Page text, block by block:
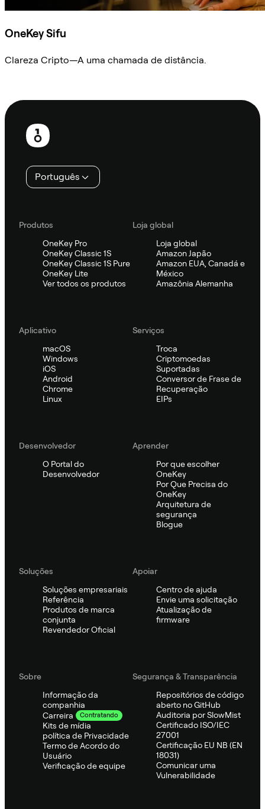
OneKey Sifu
Clareza Cripto—A uma chamada de distância.
Rodapé
Português
Produtos
OneKey Pro
OneKey Classic 1S
OneKey Classic 1S Pure
OneKey Lite
Ver todos os produtos
Loja global
Loja global
Amazon Japão
Amazon EUA, Canadá e
México
Amazônia Alemanha
Aplicativo
macOS
Windows
iOS
Android
Chrome
Linux
Serviços
Troca
Criptomoedas
Suportadas
Conversor de Frase de
Recuperação
EIPs
Desenvolvedor
O Portal do
Desenvolvedor
Aprender
Por que escolher
OneKey
Por Que Precisa do
OneKey
Arquitetura de
segurança
Blogue
Soluções
Soluções empresariais
Referência
Produtos de marca
conjunta
Revendedor Oficial
Apoiar
Centro de ajuda
Envie uma solicitação
Atualização de
firmware
Sobre
Informação da
companhia
Carreira
Contratando
Kits de mídia
política de Privacidade
Termo de Acordo do
Usuário
Verificação de equipe
Segurança & Transparência
Repositórios de código
aberto no GitHub
Auditoria por SlowMist
Certificado ISO/IEC
27001
Certificação EU NB (EN
18031)
Comunicar uma
Vulnerabilidade